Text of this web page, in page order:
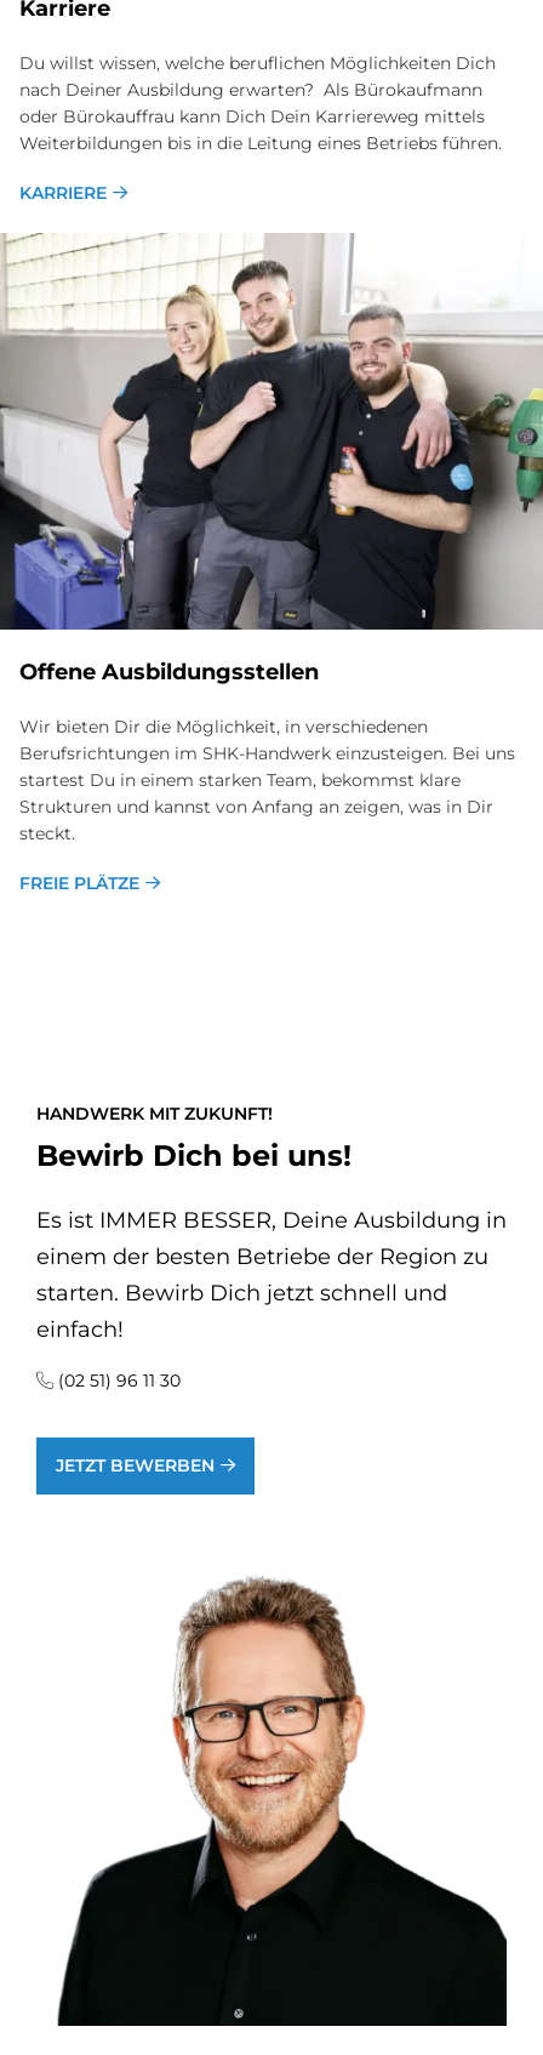
Kar­rie­re
Du willst wissen, welche beruflichen Möglichkeiten Dich
nach Deiner Ausbildung erwarten? Als Bürokaufmann
oder Bürokauffrau kann Dich Dein Karriereweg mittels
Weiterbildungen bis in die Leitung eines Betriebs führen.
KARRIERE
Of­fe­ne Aus­bil­dungs­stel­len
Wir bieten Dir die Möglichkeit, in verschiedenen
Berufsrichtungen im SHK-Handwerk einzusteigen. Bei uns
startest Du in einem starken Team, bekommst klare
Strukturen und kannst von Anfang an zeigen, was in Dir
steckt.
FREIE PLÄTZE
HANDWERK MIT ZUKUNFT!
Be­wirb Dich bei uns!
Es ist IMMER BESSER, Deine Ausbildung in
einem der besten Betriebe der Region zu
starten. Bewirb Dich jetzt schnell und
einfach!
(02 51) 96 11 30
JETZT BEWERBEN